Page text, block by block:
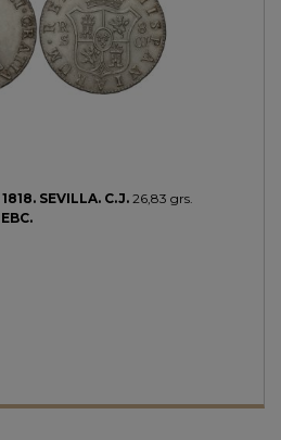
1818. SEVILLA. C.J. 26,83 grs.
EBC.